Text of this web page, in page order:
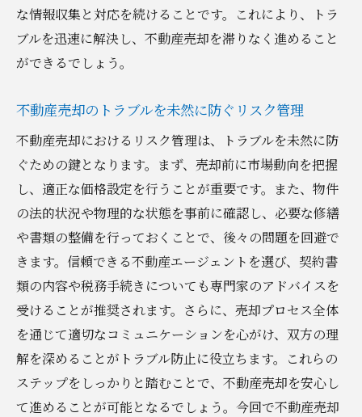
な情報収集と対応を続けることです。これにより、トラ
ブルを迅速に解決し、不動産売却を滞りなく進めること
ができるでしょう。
不動産売却のトラブルを未然に防ぐリスク管理
不動産売却におけるリスク管理は、トラブルを未然に防
ぐための鍵となります。まず、売却前に市場動向を把握
し、適正な価格設定を行うことが重要です。また、物件
の法的状況や物理的な状態を事前に確認し、必要な修繕
や書類の整備を行っておくことで、後々の問題を回避で
きます。信頼できる不動産エージェントを選び、契約書
類の内容や税務手続きについても専門家のアドバイスを
受けることが推奨されます。さらに、売却プロセス全体
を通じて適切なコミュニケーションを心がけ、双方の理
解を深めることがトラブル防止に役立ちます。これらの
ステップをしっかりと踏むことで、不動産売却を安心し
て進めることが可能となるでしょう。今回で不動産売却